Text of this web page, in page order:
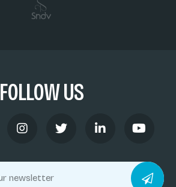
FOLLOW US